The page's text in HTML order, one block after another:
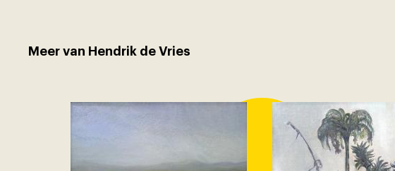
Meer van Hendrik de Vries